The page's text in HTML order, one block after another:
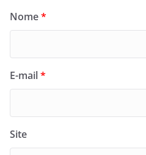
Nome*
E-mail*
Site